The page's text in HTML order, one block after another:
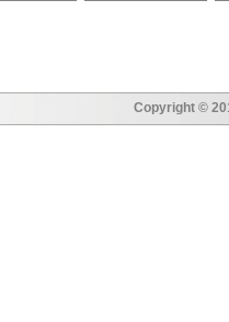
Copyright ©